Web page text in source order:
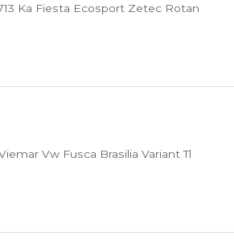
Ka Fiesta Ecosport Zetec Rotan
Vw Fusca Brasilia Variant Tl